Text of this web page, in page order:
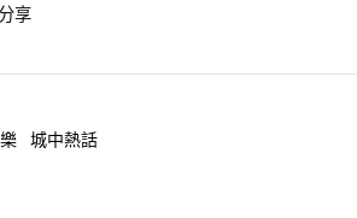
享
城中熱話